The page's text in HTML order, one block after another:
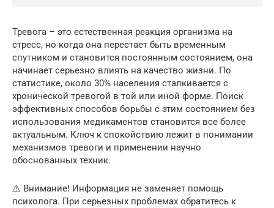
Тревога – это естественная реакция организма на
стресс, но когда она перестает быть временным
спутником и становится постоянным состоянием, она
начинает серьезно влиять на качество жизни. По
статистике, около 30% населения сталкивается с
хронической тревогой в той или иной форме. Поиск
эффективных способов борьбы с этим состоянием без
использования медикаментов становится все более
актуальным. Ключ к спокойствию лежит в понимании
механизмов тревоги и применении научно
обоснованных техник.
⚠️ Внимание! Информация не заменяет помощь
психолога. При серьезных проблемах обратитесь к